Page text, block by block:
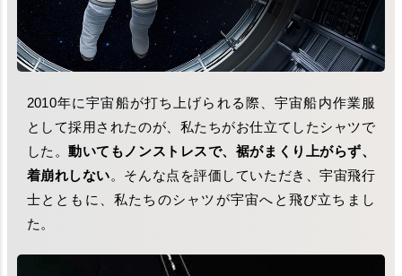
2010年に宇宙船が打ち上げられる際、宇宙船内作業服
として採用されたのが、私たちがお仕立てしたシャツで
した。動いてもノンストレスで、裾がまくり上がらず、
着崩れしない。そんな点を評価していただき、宇宙飛行
士とともに、私たちのシャツが宇宙へと飛び立ちまし
た。